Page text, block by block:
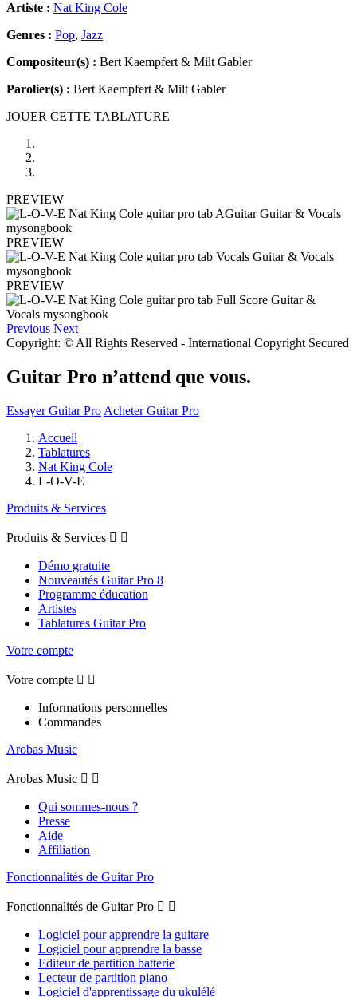
Artiste : Nat King Cole
Genres : Pop, Jazz
Compositeur(s) : Bert Kaempfert & Milt Gabler
Parolier(s) : Bert Kaempfert & Milt Gabler
JOUER CETTE TABLATURE
PREVIEW
PREVIEW
PREVIEW
Previous Next
Copyright: © All Rights Reserved - International Copyright Secured
Guitar Pro n’attend que vous.
Essayer Guitar Pro Acheter Guitar Pro
Accueil
Tablatures
Nat King Cole
L-O-V-E
Produits & Services
Produits & Services  
Démo gratuite
Nouveautés Guitar Pro 8
Programme éducation
Artistes
Tablatures Guitar Pro
Votre compte
Votre compte  
Informations personnelles
Commandes
Arobas Music
Arobas Music  
Qui sommes-nous ?
Presse
Aide
Affiliation
Fonctionnalités de Guitar Pro
Fonctionnalités de Guitar Pro  
Logiciel pour apprendre la guitare
Logiciel pour apprendre la basse
Editeur de partition batterie
Lecteur de partition piano
Logiciel d'apprentissage du ukulélé